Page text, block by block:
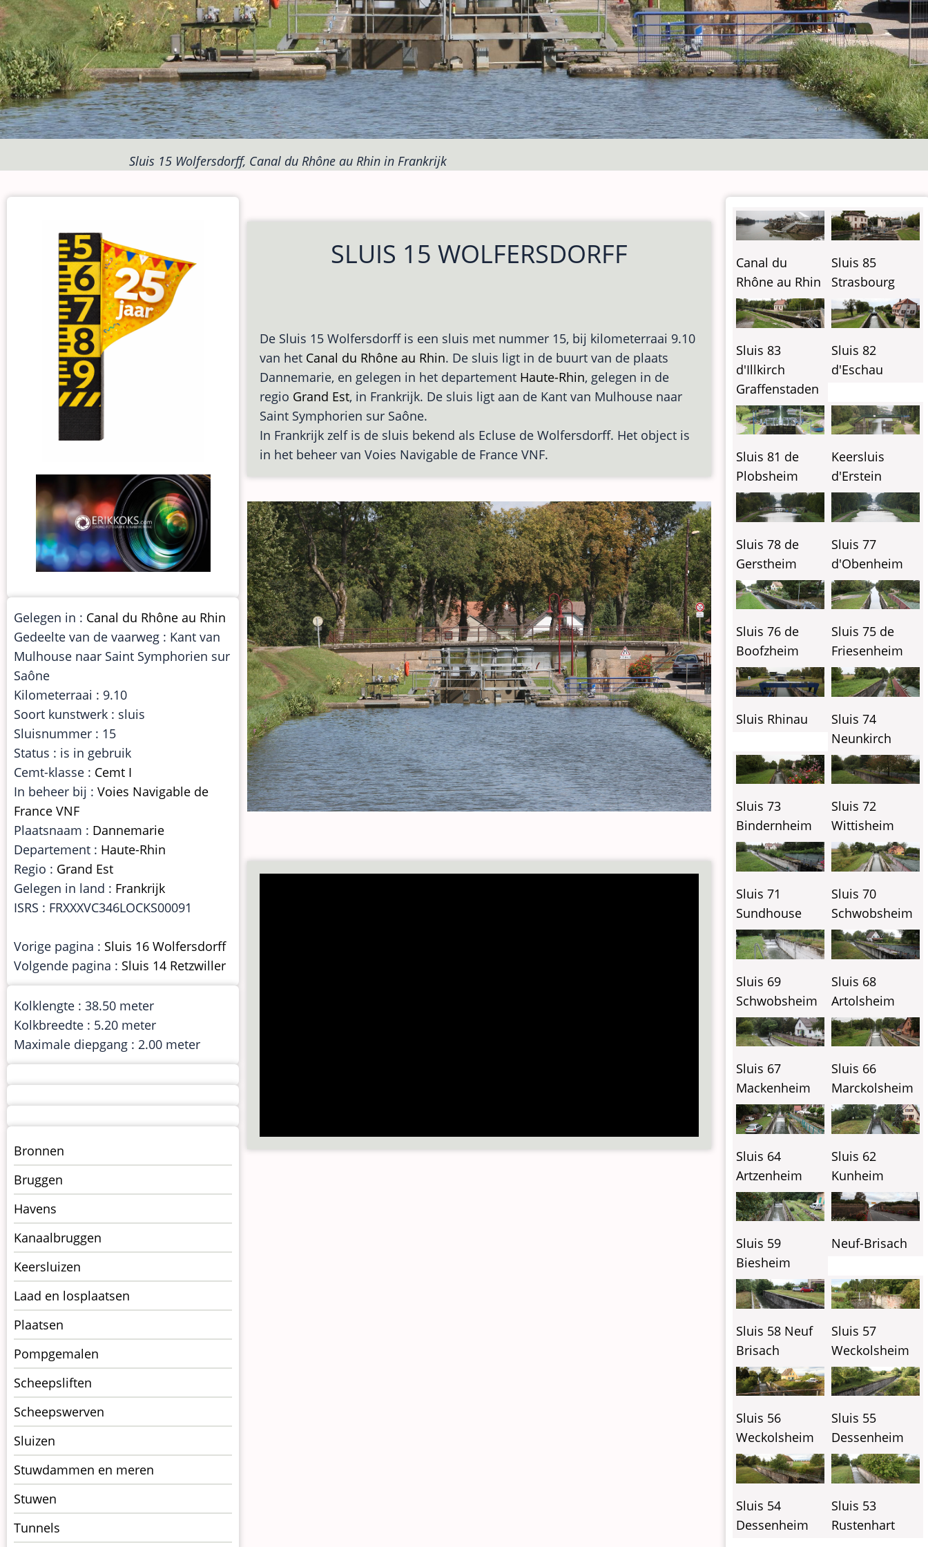
Sluis 15 Wolfersdorff, Canal du Rhône au Rhin in Frankrijk
SLUIS 15 WOLFERSDORFF
De Sluis 15 Wolfersdorff is een sluis met nummer 15, bij kilometerraai 9.10
van het Canal du Rhône au Rhin. De sluis ligt in de buurt van de plaats
Dannemarie, en gelegen in het departement Haute-Rhin, gelegen in de
regio Grand Est, in Frankrijk. De sluis ligt aan de Kant van Mulhouse naar
Saint Symphorien sur Saône.
In Frankrijk zelf is de sluis bekend als Ecluse de Wolfersdorff. Het object is
in het beheer van Voies Navigable de France VNF.
Gelegen in : Canal du Rhône au Rhin
Gedeelte van de vaarweg : Kant van
Mulhouse naar Saint Symphorien sur
Saône
Kilometerraai : 9.10
Soort kunstwerk : sluis
Sluisnummer : 15
Status : is in gebruik
Cemt-klasse : Cemt I
In beheer bij : Voies Navigable de
France VNF
Plaatsnaam : Dannemarie
Departement : Haute-Rhin
Regio : Grand Est
Gelegen in land : Frankrijk
ISRS : FRXXXVC346LOCKS00091
Vorige pagina : Sluis 16 Wolfersdorff
Volgende pagina : Sluis 14 Retzwiller
Kolklengte : 38.50 meter
Kolkbreedte : 5.20 meter
Maximale diepgang : 2.00 meter
Menu
kunstwerken
op
kunstwerkpagina
Bronnen
Bruggen
Havens
Kanaalbruggen
Keersluizen
Laad en losplaatsen
Plaatsen
Pompgemalen
Scheepsliften
Scheepswerven
Sluizen
Stuwdammen en meren
Stuwen
Tunnels
Canal du
Rhône au Rhin
Sluis 85
Strasbourg
Sluis 83
d'Illkirch
Graffenstaden
Sluis 82
d'Eschau
Sluis 81 de
Plobsheim
Keersluis
d'Erstein
Sluis 78 de
Gerstheim
Sluis 77
d'Obenheim
Sluis 76 de
Boofzheim
Sluis 75 de
Friesenheim
Sluis Rhinau
Sluis 74
Neunkirch
Sluis 73
Bindernheim
Sluis 72
Wittisheim
Sluis 71
Sundhouse
Sluis 70
Schwobsheim
Sluis 69
Schwobsheim
Sluis 68
Artolsheim
Sluis 67
Mackenheim
Sluis 66
Marckolsheim
Sluis 64
Artzenheim
Sluis 62
Kunheim
Sluis 59
Biesheim
Neuf-Brisach
Sluis 58 Neuf
Brisach
Sluis 57
Weckolsheim
Sluis 56
Weckolsheim
Sluis 55
Dessenheim
Sluis 54
Dessenheim
Sluis 53
Rustenhart